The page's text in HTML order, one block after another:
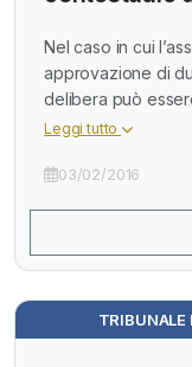
Nel caso in cui
approvazione di
delibera può
Leggi tutto
03/02/2016
TRIBUNALE